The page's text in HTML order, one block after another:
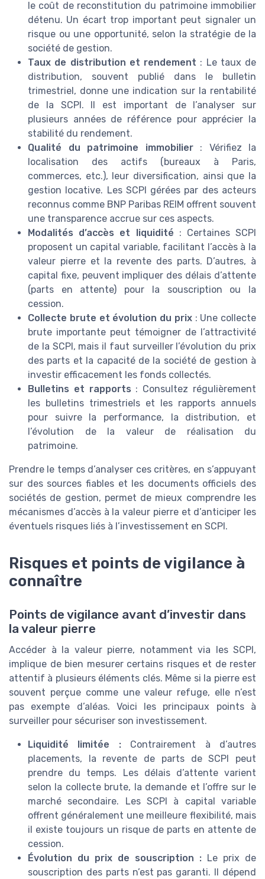
le coût de reconstitution du patrimoine immobilier
détenu. Un écart trop important peut signaler un
risque ou une opportunité, selon la stratégie de la
société de gestion.
Taux de distribution et rendement : Le taux de
distribution, souvent publié dans le bulletin
trimestriel, donne une indication sur la rentabilité
de la SCPI. Il est important de l’analyser sur
plusieurs années de référence pour apprécier la
stabilité du rendement.
Qualité du patrimoine immobilier: Vérifiez la
localisation des actifs (bureaux à Paris,
commerces, etc.), leur diversification, ainsi que la
gestion locative. Les SCPI gérées par des acteurs
reconnus comme BNP Paribas REIM offrent souvent
une transparence accrue sur ces aspects.
Modalités d’accès et liquidité : Certaines SCPI
proposent un capital variable, facilitant l’accès à la
valeur pierre et la revente des parts. D’autres, à
capital fixe, peuvent impliquer des délais d’attente
(parts en attente) pour la souscription ou la
cession.
Collecte brute et évolution du prix: Une collecte
brute importante peut témoigner de l’attractivité
de la SCPI, mais il faut surveiller l’évolution du prix
des parts et la capacité de la société de gestion à
investir efficacement les fonds collectés.
Bulletins et rapports : Consultez régulièrement
les bulletins trimestriels et les rapports annuels
pour suivre la performance, la distribution, et
l’évolution de la valeur de réalisation du
patrimoine.
Prendre le temps d’analyser ces critères, en s’appuyant
sur des sources fiables et les documents officiels des
sociétés de gestion, permet de mieux comprendre les
mécanismes d’accès à la valeur pierre et d’anticiper les
éventuels risques liés à l’investissement en SCPI.
Risques et points de vigilance à
connaître
Points de vigilance avant d’investir dans
la valeur pierre
Accéder à la valeur pierre, notamment via les SCPI,
implique de bien mesurer certains risques et de rester
attentif à plusieurs éléments clés. Même si la pierre est
souvent perçue comme une valeur refuge, elle n’est
pas exempte d’aléas. Voici les principaux points à
surveiller pour sécuriser son investissement.
Liquidité limitée :Contrairement à d’autres
placements, la revente de parts de SCPI peut
prendre du temps. Les délais d’attente varient
selon la collecte brute, la demande et l’offre sur le
marché secondaire. Les SCPI à capital variable
offrent généralement une meilleure flexibilité, mais
il existe toujours un risque de parts en attente de
cession.
Évolution du prix de souscription : Le prix de
souscription des parts n’est pas garanti. Il dépend